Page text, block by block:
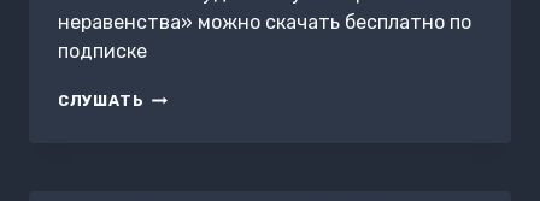
неравенства» можно скачать бесплатно по
подписке
СЛУШАТЬ ОБЩЕСТВА